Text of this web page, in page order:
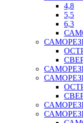
4,8
5,5
6,3